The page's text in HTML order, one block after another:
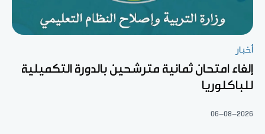
أخبار
إلغاء امتحان ثمانية مترشحين بالدورة التكميلية
للباكلوريا
06-08-2026